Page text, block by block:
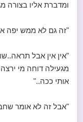
ומדברת אליו בצורה
"זה גם לא ממש יפה
"אין אין אבל
מגעילה דוחה מי ירצה
אותי ככה.."
"אבל זה לא אומר